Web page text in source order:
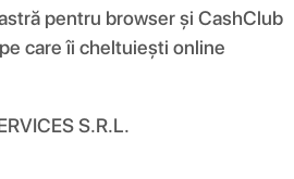
pentru browser și CashClub
care îi cheltuiești online
S.R.L.